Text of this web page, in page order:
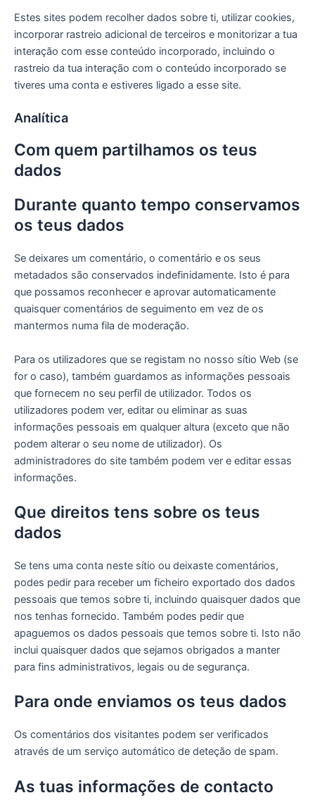
Estes sites podem recolher dados sobre ti, utilizar cookies,
incorporar rastreio adicional de terceiros e monitorizar a tua
interação com esse conteúdo incorporado, incluindo o
rastreio da tua interação com o conteúdo incorporado se
tiveres uma conta e estiveres ligado a esse site.
Analítica
Com quem partilhamos os teus
dados
Durante quanto tempo conservamos
os teus dados
Se deixares um comentário, o comentário e os seus
metadados são conservados indefinidamente. Isto é para
que possamos reconhecer e aprovar automaticamente
quaisquer comentários de seguimento em vez de os
mantermos numa fila de moderação.
Para os utilizadores que se registam no nosso sítio Web (se
for o caso), também guardamos as informações pessoais
que fornecem no seu perfil de utilizador. Todos os
utilizadores podem ver, editar ou eliminar as suas
informações pessoais em qualquer altura (exceto que não
podem alterar o seu nome de utilizador). Os
administradores do site também podem ver e editar essas
informações.
Que direitos tens sobre os teus
dados
Se tens uma conta neste sítio ou deixaste comentários,
podes pedir para receber um ficheiro exportado dos dados
pessoais que temos sobre ti, incluindo quaisquer dados que
nos tenhas fornecido. Também podes pedir que
apaguemos os dados pessoais que temos sobre ti. Isto não
inclui quaisquer dados que sejamos obrigados a manter
para fins administrativos, legais ou de segurança.
Para onde enviamos os teus dados
Os comentários dos visitantes podem ser verificados
através de um serviço automático de deteção de spam.
As tuas informações de contacto